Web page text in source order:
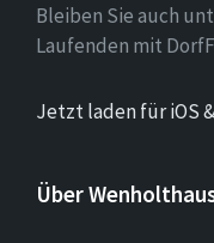
Bleiben Sie auch
Laufenden mit
Jetzt laden für iOS
Über